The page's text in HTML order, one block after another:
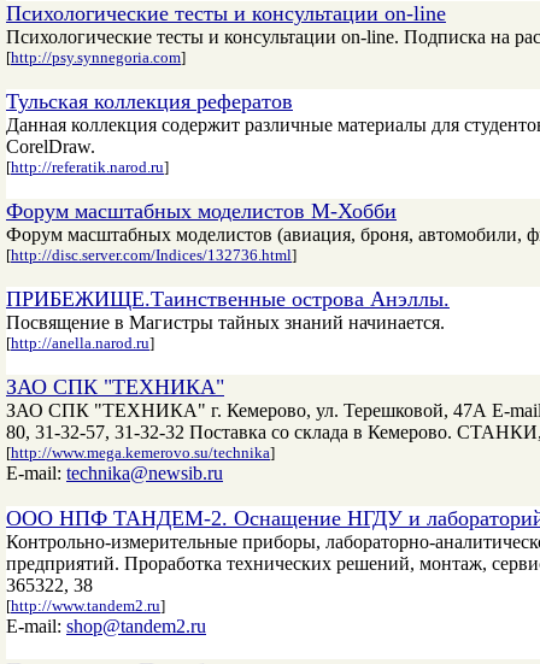
Психологические тесты и консультации on-line
Психологические тесты и консультации on-line. Подписка на
[http://psy.synnegoria.com]
Тульская коллекция рефератов
Данная коллекция содержит различные материалы для
CorelDraw.
[http://referatik.narod.ru]
Форум масштабных моделистов М-Хобби
Форум масштабных моделистов (авиация, броня,
[http://disc.server.com/Indices/132736.html]
ПРИБЕЖИЩЕ.Таинственные острова Анэллы.
Посвящение в Магистры тайных знаний начинается.
[http://anella.narod.ru]
ЗАО СПК "ТЕХНИКА"
ЗАО СПК "ТЕХНИКА" г. Кемерово, ул. Терешковой, 47А E-mail:
80, 31-32-57, 31-32-32 Поставка со склада в Кемерово.
[http://www.mega.kemerovo.su/technika]
E-mail: technika@newsib.ru
ООО НПФ ТАНДЕМ-2. Оснащение НГДУ и лабораторий
Контрольно-измерительные приборы, лабораторно-
предприятий. Проработка технических решений, монтаж,
365322, 38
[http://www.tandem2.ru]
E-mail: shop@tandem2.ru